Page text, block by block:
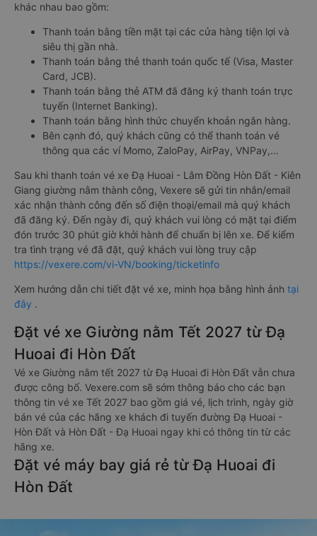
khác nhau bao gồm:
Thanh toán bằng tiền mặt tại các cửa hàng tiện lợi và
siêu thị gần nhà.
Thanh toán bằng thẻ thanh toán quốc tế (Visa, Master
Card, JCB).
Thanh toán bằng thẻ ATM đã đăng ký thanh toán trực
tuyến (Internet Banking).
Thanh toán bằng hình thức chuyển khoản ngân hàng.
Bên cạnh đó, quý khách cũng có thể thanh toán vé
thông qua các ví Momo, ZaloPay, AirPay, VNPay,…
Sau khi thanh toán vé xe Đạ Huoai - Lâm Đồng Hòn Đất - Kiên
Giang giường nằm thành công, Vexere sẽ gửi tin nhắn/email
xác nhận thành công đến số điện thoại/email mà quý khách
đã đăng ký. Đến ngày đi, quý khách vui lòng có mặt tại điểm
đón trước 30 phút giờ khởi hành để chuẩn bị lên xe. Để kiểm
tra tình trạng vé đã đặt, quý khách vui lòng truy cập
https://vexere.com/vi-VN/booking/ticketinfo
Xem hướng dẫn chi tiết đặt vé xe, minh họa bằng hình ảnh tại
đây .
Đặt vé xe Giường nằm Tết 2027 từ Đạ
Huoai đi Hòn Đất
Vé xe Giường nằm tết 2027 từ Đạ Huoai đi Hòn Đất vẫn chưa
được công bố. Vexere.com sẽ sớm thông báo cho các bạn
thông tin vé xe Tết 2027 bao gồm giá vé, lịch trình, ngày giờ
bán vé của các hãng xe khách đi tuyến đường Đạ Huoai -
Hòn Đất và Hòn Đất - Đạ Huoai ngay khi có thông tin từ các
hãng xe.
Đặt vé máy bay giá rẻ từ Đạ Huoai đi
Hòn Đất